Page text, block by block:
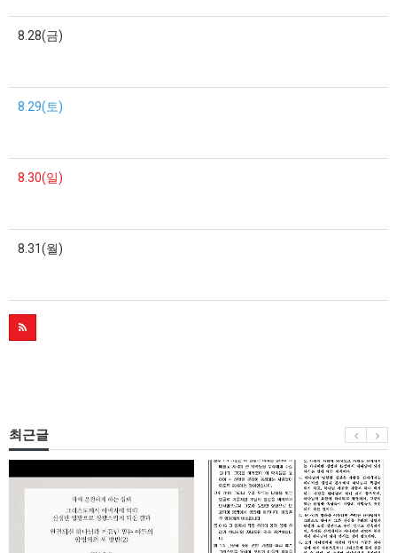
8.28(금)
8.29(토)
8.30(일)
8.31(월)
최근글
식
_20260712